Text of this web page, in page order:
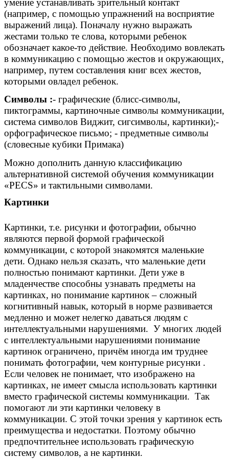
умение устанавливать зрительный контакт
(например, с помощью упражнений на восприятие
выражений лица). Поначалу нужно выражать
жестами только те слова, которыми ребенок
обозначает какое-то действие. Необходимо вовлекать
в коммуникацию с помощью жестов и окружающих,
например, путем составления книг всех жестов,
которыми овладел ребенок.
Символы :- графические (блисс-символы,
пиктограммы, картиночные символы коммуникации,
система символов Виджит, сигсимволы, картинки);-
орфографическое письмо; - предметные символы
(словесные кубики Примака)
Можно дополнить данную классификацию
альтернативной системой обучения коммуникации
«PECS» и тактильными символами.
Картинки
Картинки, т.е. рисунки и фотографии, обычно
являются первой формой графической
коммуникации, с которой знакомятся маленькие
дети. Однако нельзя сказать, что маленькие дети
полностью понимают картинки. Дети уже в
младенчестве способны узнавать предметы на
картинках, но понимание картинок – сложный
когнитивный навык, который в норме развивается
медленно и может нелегко даваться людям с
интеллектуальными нарушениями. У многих людей
с интеллектуальными нарушениями понимание
картинок ограничено, причём иногда им труднее
понимать фотографии, чем контурные рисунки .
Если человек не понимает, что изображено на
картинках, не имеет смысла использовать картинки
вместо графической системы коммуникации. Так
помогают ли эти картинки человеку в
коммуникации. С этой точки зрения у картинок есть
преимущества и недостатки. Поэтому обычно
предпочтительнее использовать графическую
систему символов, а не картинки.